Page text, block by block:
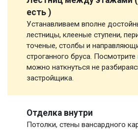
есть )
Устанавливаем вполне
лестницы, клееные ступени,
точеные, столбы и
строганного бруса. Посмотрите
можно наткнуться не
застройщика.
Отделка внутри
Потолки, стены вансардного